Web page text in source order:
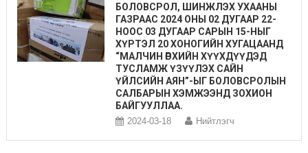
БОЛОВСРОЛ, ШИНЖЛЭХ УХААНЫ
ГАЗРААС 2024 ОНЫ 02 ДУГААР 22-
НООС 03 ДУГААР САРЫН 15-НЫГ
ХҮРТЭЛ 20 ХОНОГИЙН ХУГАЦААНД
“МАЛЧИН ӨРХИЙН ХҮҮХДҮҮДЭД
ТУСЛАМЖ ҮЗҮҮЛЭХ САЙН
ҮЙЛСИЙН АЯН”-ЫГ БОЛОВСРОЛЫН
САЛБАРЫН ХЭМЖЭЭНД ЗОХИОН
БАЙГУУЛЛАА.
2024-03-18 Нийтлэгч